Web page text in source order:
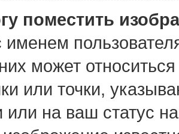
поместить
может
или точки,
или на ваш статус